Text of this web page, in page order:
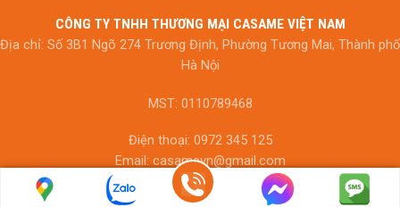
CÔNG TY TNHH THƯƠNG MẠI CASAME VIỆT NAM
Địa chỉ: Số 3B1 Ngõ 274 Trương Định, Phường Tương Mai, Thành phố
Hà Nội
MST: 0110789468
Điện thoại: 0972 345 125
Email: casamevn@gmail.com